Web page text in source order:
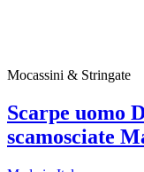
Mocassini & Stringate
Scarpe uomo
scamosciate